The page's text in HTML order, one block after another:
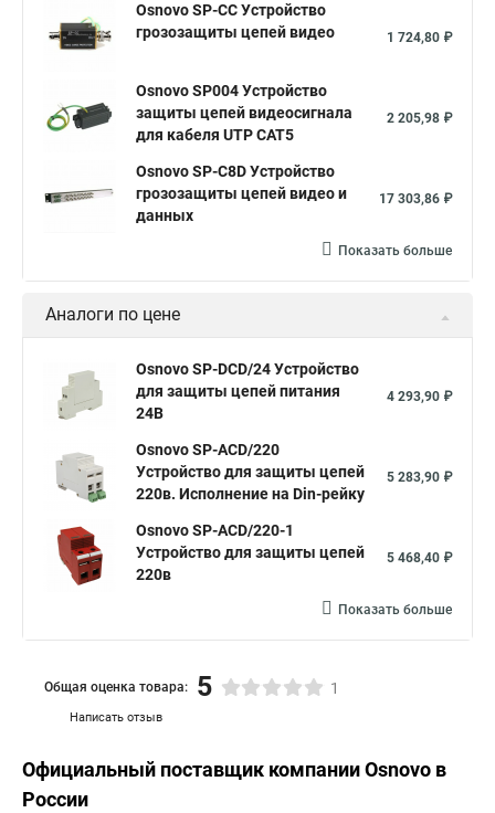
Osnovo SP-CC Устройство
грозозащиты цепей видео
1 724,80 ₽
Osnovo SP004 Устройство
защиты цепей видеосигнала
для кабеля UTP CAT5
2 205,98 ₽
Osnovo SP-C8D Устройство
грозозащиты цепей видео и
данных
17 303,86 ₽
Показать больше
Аналоги по цене
Osnovo SP-DCD/24 Устройство
для защиты цепей питания
24В
4 293,90 ₽
Osnovo SP-ACD/220
Устройство для защиты цепей
220в. Исполнение на Din-рейку
5 283,90 ₽
Osnovo SP-ACD/220-1
Устройство для защиты цепей
220в
5 468,40 ₽
Показать больше
Написать отзыв
Общая оценка товара: 5 1
Официальный поставщик компанииOsnovo в
России